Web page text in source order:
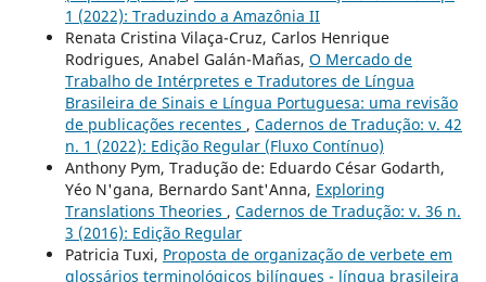
1 (2022): Traduzindo a Amazônia II
Renata Cristina Vilaça-Cruz, Carlos Henrique
Rodrigues, Anabel Galán-Mañas, O Mercado de
Trabalho de Intérpretes e Tradutores de Língua
Brasileira de Sinais e Língua Portuguesa: uma revisão
de publicações recentes , Cadernos de Tradução: v. 42
n. 1 (2022): Edição Regular (Fluxo Contínuo)
Anthony Pym, Tradução de: Eduardo César Godarth,
Yéo N'gana, Bernardo Sant'Anna, Exploring
Translations Theories , Cadernos de Tradução: v. 36 n.
3 (2016): Edição Regular
Patricia Tuxi, Proposta de organização de verbete em
glossários terminológicos bilíngues - língua brasileira